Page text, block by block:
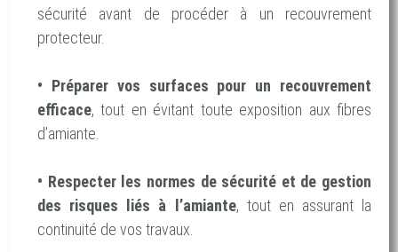
sécurité avant de procéder à un recouvrement
protecteur.
• Préparer vos surfaces pour un recouvrement
efficace, tout en évitant toute exposition aux fibres
d’amiante.
• Respecter les normes de sécurité et de gestion
des risques liés à l’amiante, tout en assurant la
continuité de vos travaux.